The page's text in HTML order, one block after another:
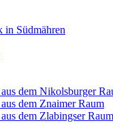
in Südmähren
dem Nikolsburger
dem Znaimer Raum
dem Zlabingser Raum